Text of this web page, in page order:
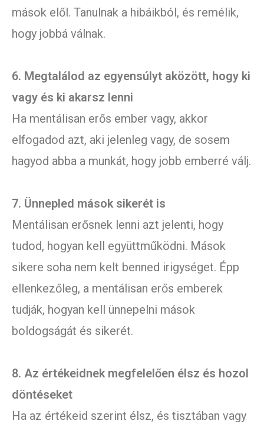
mások elől. Tanulnak a hibáikból, és remélik,
hogy jobbá válnak.
6. Megtalálod az egyensúlyt aközött, hogy ki
vagy és ki akarsz lenni
Ha mentálisan erős ember vagy, akkor
elfogadod azt, aki jelenleg vagy, de sosem
hagyod abba a munkát, hogy jobb emberré válj.
7. Ünnepled mások sikerét is
Mentálisan erősnek lenni azt jelenti, hogy
tudod, hogyan kell együttműködni. Mások
sikere soha nem kelt benned irigységet. Épp
ellenkezőleg, a mentálisan erős emberek
tudják, hogyan kell ünnepelni mások
boldogságát és sikerét.
8. Az értékeidnek megfelelően élsz és hozol
döntéseket
Ha az értékeid szerint élsz, és tisztában vagy